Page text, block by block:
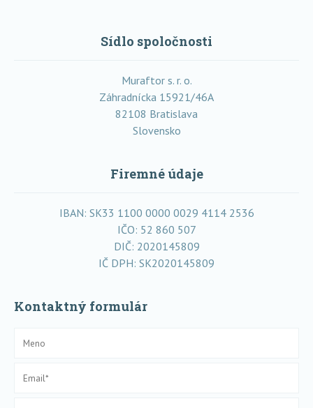
Sídlo spoločnosti
Muraftor s. r. o.
Záhradnícka 15921/46A
82108 Bratislava
Slovensko
Firemné údaje
IBAN: SK33 1100 0000 0029 4114 2536
IČO: 52 860 507
DIČ: 2020145809
IČ DPH: SK2020145809
Kontaktný formulár